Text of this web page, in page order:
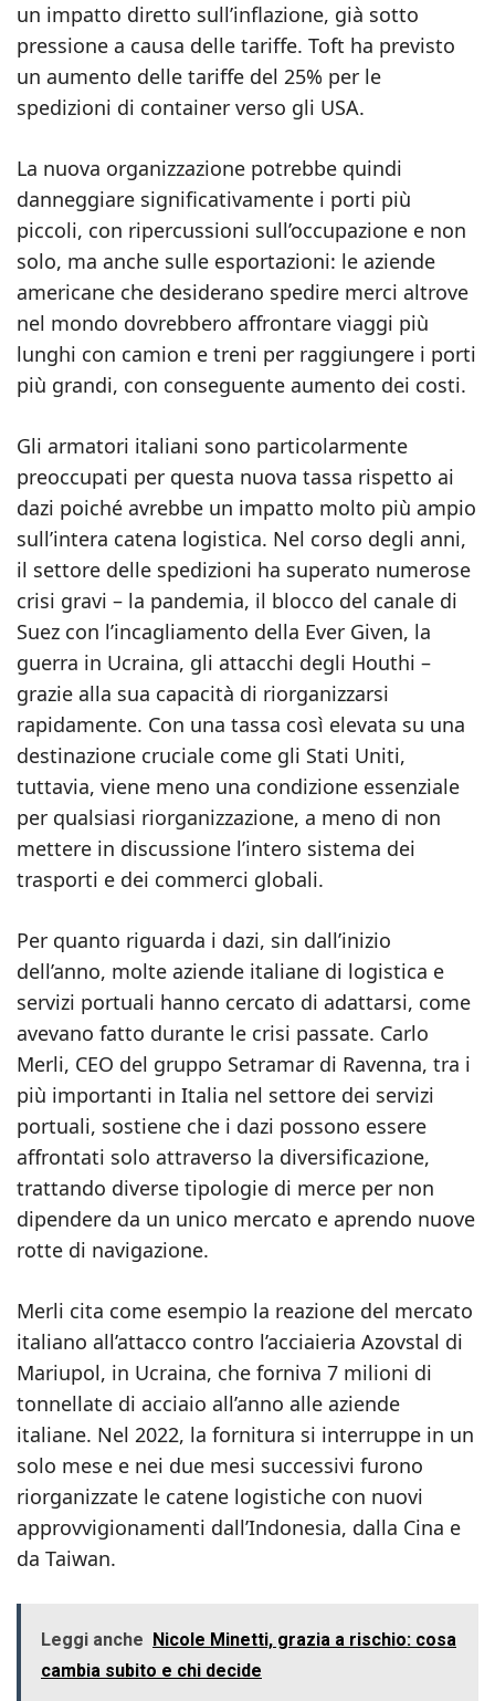
un impatto diretto sull’inflazione, già sotto
pressione a causa delle tariffe. Toft ha previsto
un aumento delle tariffe del 25% per le
spedizioni di container verso gli USA.
La nuova organizzazione potrebbe quindi
danneggiare significativamente i porti più
piccoli, con ripercussioni sull’occupazione e non
solo, ma anche sulle esportazioni: le aziende
americane che desiderano spedire merci altrove
nel mondo dovrebbero affrontare viaggi più
lunghi con camion e treni per raggiungere i porti
più grandi, con conseguente aumento dei costi.
Gli armatori italiani sono particolarmente
preoccupati per questa nuova tassa rispetto ai
dazi poiché avrebbe un impatto molto più ampio
sull’intera catena logistica. Nel corso degli anni,
il settore delle spedizioni ha superato numerose
crisi gravi – la pandemia, il blocco del canale di
Suez con l’incagliamento della Ever Given, la
guerra in Ucraina, gli attacchi degli Houthi –
grazie alla sua capacità di riorganizzarsi
rapidamente. Con una tassa così elevata su una
destinazione cruciale come gli Stati Uniti,
tuttavia, viene meno una condizione essenziale
per qualsiasi riorganizzazione, a meno di non
mettere in discussione l’intero sistema dei
trasporti e dei commerci globali.
Per quanto riguarda i dazi, sin dall’inizio
dell’anno, molte aziende italiane di logistica e
servizi portuali hanno cercato di adattarsi, come
avevano fatto durante le crisi passate. Carlo
Merli, CEO del gruppo Setramar di Ravenna, tra i
più importanti in Italia nel settore dei servizi
portuali, sostiene che i dazi possono essere
affrontati solo attraverso la diversificazione,
trattando diverse tipologie di merce per non
dipendere da un unico mercato e aprendo nuove
rotte di navigazione.
Merli cita come esempio la reazione del mercato
italiano all’attacco contro l’acciaieria Azovstal di
Mariupol, in Ucraina, che forniva 7 milioni di
tonnellate di acciaio all’anno alle aziende
italiane. Nel 2022, la fornitura si interruppe in un
solo mese e nei due mesi successivi furono
riorganizzate le catene logistiche con nuovi
approvvigionamenti dall’Indonesia, dalla Cina e
da Taiwan.
Leggi anche Nicole Minetti, grazia a rischio: cosa
cambia subito e chi decide